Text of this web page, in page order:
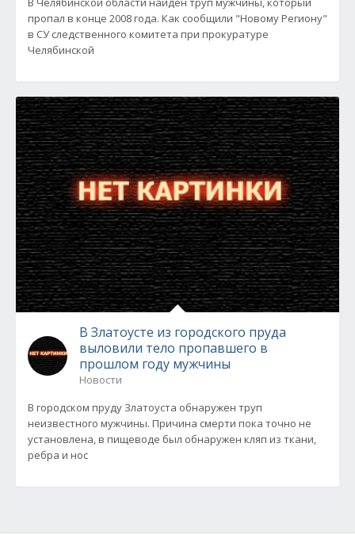
пропал в конце 2008 года. Как сообщили "Новому Региону"
в СУ следственного комитета при прокуратуре
Челябинской
В Златоусте из городского пруда
выловили тело пропавшего в
прошлом году мужчины
Новости
В городском пруду Златоуста обнаружен труп
неизвестного мужчины. Причина смерти пока точно не
установлена, в пищеводе был обнаружен кляп из ткани,
ребра и нос